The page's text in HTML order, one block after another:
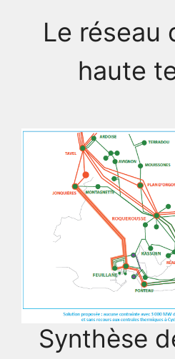
Le réseau
haute
Synthèse